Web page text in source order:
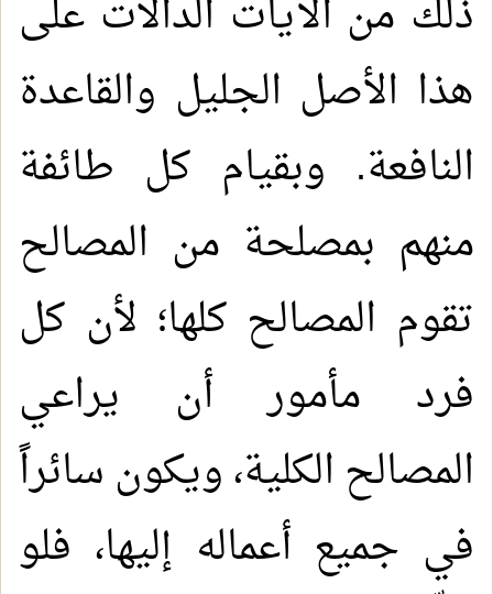
ذلك من الآيات الدالات على
هذا الأصل الجليل والقاعدة
النافعة. وبقيام كل طائفة
منهم بمصلحة من المصالح
تقوم المصالح كلها؛ لأن كل
فرد مأمور أن يراعي
المصالح الكلية، ويكون سائراً
في جميع أعماله إليها، فلو